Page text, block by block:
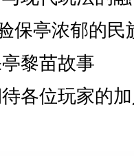
亭浓郁的民
黎苗故事
各位玩家的